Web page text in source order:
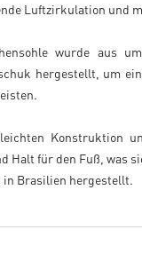
Luftzirkulation und
wurde aus
hergestellt, um
Konstruktion
Halt für den Fuß, was
in Brasilien hergestellt.